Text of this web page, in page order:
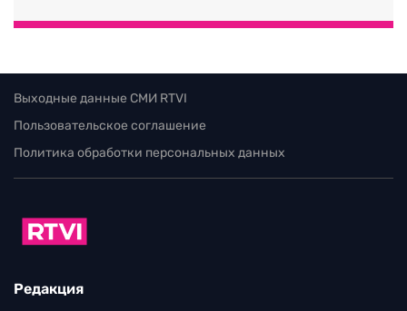
Выходные данные СМИ RTVI
Пользовательское соглашение
Политика обработки персональных данных
Редакция